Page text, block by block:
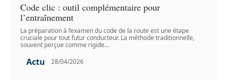
Code clic : outil complémentaire pour
l’entraînement
La préparation à l’examen du code de la route est une étape
cruciale pour tout futur conducteur. La méthode traditionnelle,
souvent perçue comme rigide…
Actu 28/04/2026